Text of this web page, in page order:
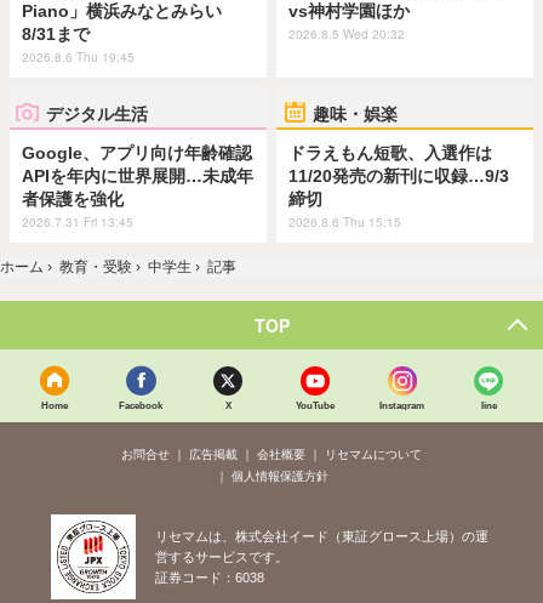
Piano」横浜みなとみらい
8/31まで
2026.8.6 Thu 19:45
vs神村学園ほか
2026.8.5 Wed 20:32
デジタル生活
Google、アプリ向け年齢確認
APIを年内に世界展開…未成年
者保護を強化
2026.7.31 Fri 13:45
趣味・娯楽
ドラえもん短歌、入選作は
11/20発売の新刊に収録…9/3
締切
2026.8.6 Thu 15:15
ホーム › 教育・受験 › 中学生 › 記事
TOP
Home Facebook X YouTube Instagram line
お問合せ 広告掲載 会社概要
リセマムについて
個人情報保護方針
リセマムは、株式会社イード（東証グロース上場）の運
営するサービスです。
証券コード：6038